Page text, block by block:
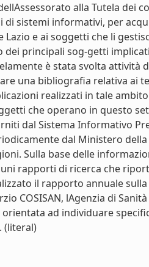
alla Tutela dei
di sistemi informativi, per
Lazio e ai soggetti che li
principali sog-getti
è stata svolta
una bibliografia relativa ai
realizzati in tale
che operano in questo
dal Sistema Informativo
dal Ministero
Sulla base delle
rapporti di ricerca che
il rapporto annuale
COSISAN, lAgenzia di
orientata ad individuare
(literal)